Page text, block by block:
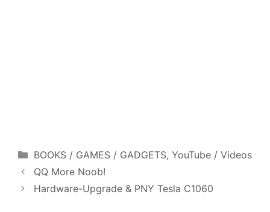
Categories
BOOKS / GAMES / GADGETS, YouTube / Videos
QQ More Noob!
Hardware-Upgrade & PNY Tesla C1060